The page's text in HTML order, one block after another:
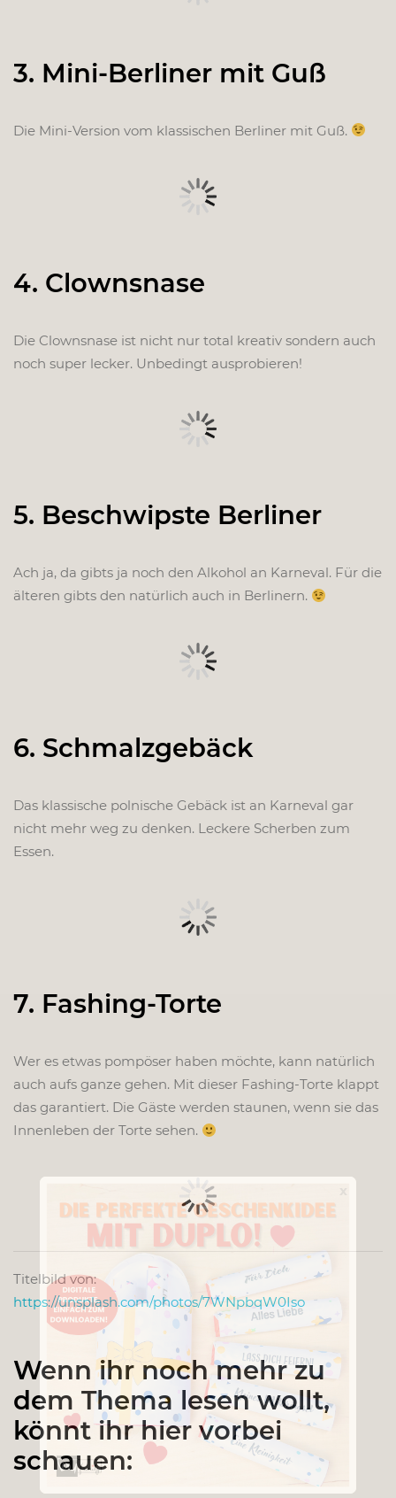
3. Mini-Berliner mit Guß
Die Mini-Version vom klassischen Berliner mit Guß.
4. Clownsnase
Die Clownsnase ist nicht nur total kreativ sondern auch
noch super lecker. Unbedingt ausprobieren!
5. Beschwipste Berliner
Ach ja, da gibts ja noch den Alkohol an Karneval. Für die
älteren gibts den natürlich auch in Berlinern.
6. Schmalzgebäck
Das klassische polnische Gebäck ist an Karneval gar
nicht mehr weg zu denken. Leckere Scherben zum
Essen.
7. Fashing-Torte
Wer es etwas pompöser haben möchte, kann natürlich
auch aufs ganze gehen. Mit dieser Fashing-Torte klappt
das garantiert. Die Gäste werden staunen, wenn sie das
Innenleben der Torte sehen.
Titelbild von:
https://unsplash.com/photos/7WNpbqW0Iso
Wenn ihr noch mehr zu
dem Thema lesen wollt,
könnt ihr hier vorbei
schauen: